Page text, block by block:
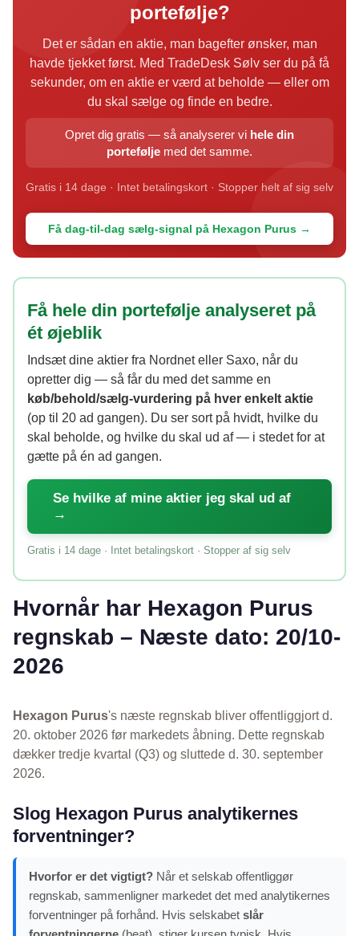
portefølje?
Det er sådan en aktie, man bagefter ønsker, man
havde tjekket først. Med TradeDesk Sølv ser du på få
sekunder, om en aktie er værd at beholde — eller om
du skal sælge og finde en bedre.
Opret dig gratis — så analyserer vi hele din
portefølje med det samme.
Gratis i 14 dage · Intet betalingskort · Stopper helt af sig selv
Få dag-til-dag sælg-signal på Hexagon Purus →
Få hele din portefølje analyseret på
ét øjeblik
Indsæt dine aktier fra Nordnet eller Saxo, når du
opretter dig — så får du med det samme en
køb/behold/sælg-vurdering på hver enkelt aktie
(op til 20 ad gangen). Du ser sort på hvidt, hvilke du
skal beholde, og hvilke du skal ud af — i stedet for at
gætte på én ad gangen.
Se hvilke af mine aktier jeg skal ud af
→
Gratis i 14 dage · Intet betalingskort · Stopper af sig selv
Hvornår har Hexagon Purus
regnskab – Næste dato: 20/10-
2026
Hexagon Purus's næste regnskab bliver offentliggjort d.
20. oktober 2026 før markedets åbning. Dette regnskab
dækker tredje kvartal (Q3) og sluttede d. 30. september
2026.
Slog Hexagon Purus analytikernes
forventninger?
Hvorfor er det vigtigt? Når et selskab offentliggør
regnskab, sammenligner markedet det med analytikernes
forventninger på forhånd. Hvis selskabet slår